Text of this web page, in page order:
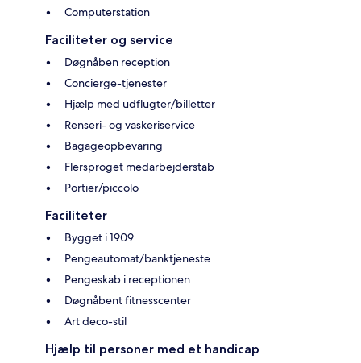
Computerstation
Faciliteter og service
Døgnåben reception
Concierge-tjenester
Hjælp med udflugter/billetter
Renseri- og vaskeriservice
Bagageopbevaring
Flersproget medarbejderstab
Portier/piccolo
Faciliteter
Bygget i 1909
Pengeautomat/banktjeneste
Pengeskab i receptionen
Døgnåbent fitnesscenter
Art deco-stil
Hjælp til personer med et handicap